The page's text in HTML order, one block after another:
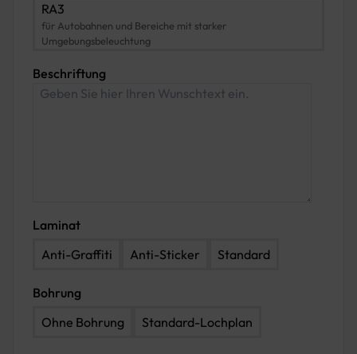
600 x 2750
700 x 2500
700 x 2750
RA3
für Autobahnen und Bereiche mit starker
Umgebungsbeleuchtung
Beschriftung
Laminat
Anti-Graffiti
Anti-Sticker Standard
Bohrung
Ohne Bohrung
Standard-Lochplan